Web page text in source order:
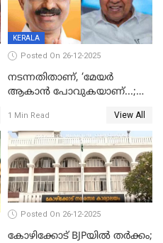
KERALA
Posted On 26-12-2025
നടന്നതിതാണ്, ‘മേയർ
ആകാൻ പോവുകയാണ്...;
മുഖ്യമന്ത്രിയുടെ ഓഫീസ്
തന്നെ വിശദീകരിയ്ക്കുന്നു;
സത്യമിതാണ്
1 Min Read View All
Posted On 26-12-2025
കോഴിക്കോട് BJPയിൽ തർക്കം;